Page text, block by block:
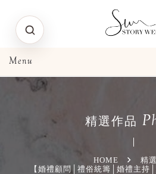
精選作品
HOME
精
【婚禮顧問│禮俗統籌│婚禮主持